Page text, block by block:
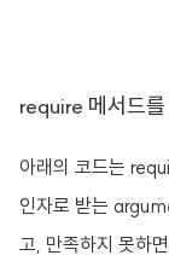
require 메서드
아래의 코드는
인자로 받는
고, 만족하지 못하